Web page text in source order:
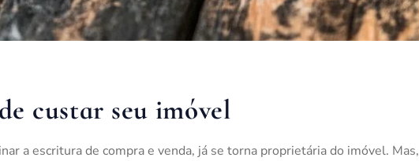
custar seu imóvel
a escritura de compra e venda, já se torna proprietária do imóvel. Mas,